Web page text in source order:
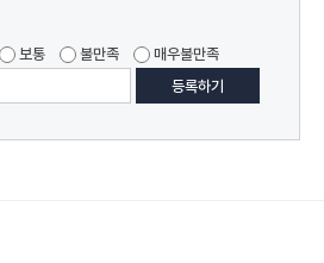
보통 불만족 매우불만족